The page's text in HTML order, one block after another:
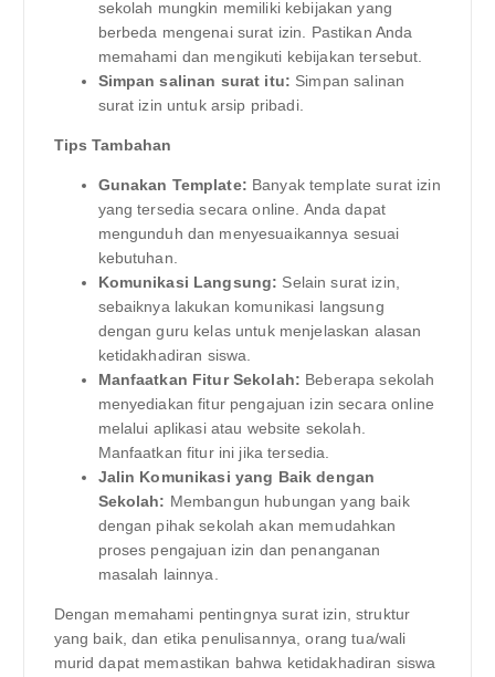
sekolah mungkin memiliki kebijakan yang
berbeda mengenai surat izin. Pastikan Anda
memahami dan mengikuti kebijakan tersebut.
Simpan salinan surat itu: Simpan salinan
surat izin untuk arsip pribadi.
Tips Tambahan
Gunakan Template: Banyak template surat izin
yang tersedia secara online. Anda dapat
mengunduh dan menyesuaikannya sesuai
kebutuhan.
Komunikasi Langsung: Selain surat izin,
sebaiknya lakukan komunikasi langsung
dengan guru kelas untuk menjelaskan alasan
ketidakhadiran siswa.
Manfaatkan Fitur Sekolah: Beberapa sekolah
menyediakan fitur pengajuan izin secara online
melalui aplikasi atau website sekolah.
Manfaatkan fitur ini jika tersedia.
Jalin Komunikasi yang Baik dengan
Sekolah: Membangun hubungan yang baik
dengan pihak sekolah akan memudahkan
proses pengajuan izin dan penanganan
masalah lainnya.
Dengan memahami pentingnya surat izin, struktur
yang baik, dan etika penulisannya, orang tua/wali
murid dapat memastikan bahwa ketidakhadiran siswa